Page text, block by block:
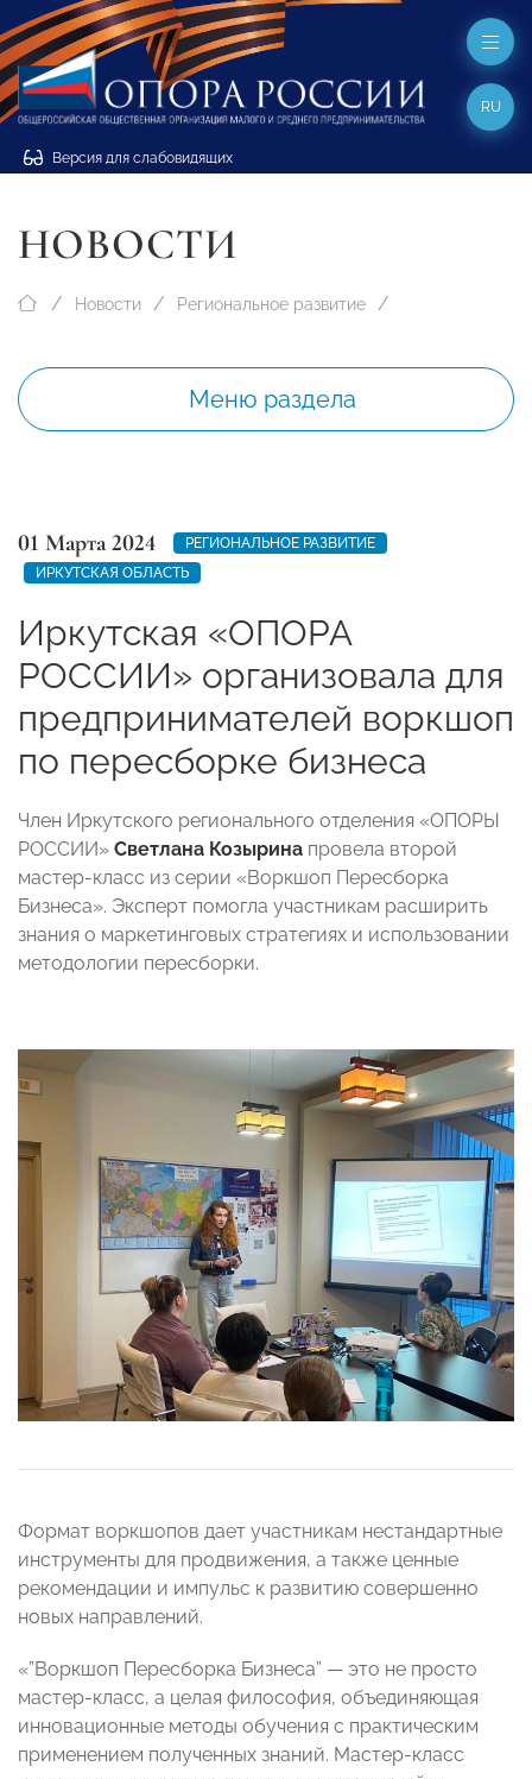
Версия для слабовидящих
RU
НОВОСТИ
Новости Региональное развитие
Меню раздела
01 Марта 2024
РЕГИОНАЛЬНОЕ РАЗВИТИЕ
ИРКУТСКАЯ ОБЛАСТЬ
Иркутская «ОПОРА
РОССИИ» организовала для
предпринимателей воркшоп
по пересборке бизнеса
Член Иркутского регионального отделения «ОПОРЫ
РОССИИ» Светлана Козырина провела второй
мастер-класс из серии «Воркшоп Пересборка
Бизнеса». Эксперт помогла участникам расширить
знания о маркетинговых стратегиях и использовании
методологии пересборки.
Формат воркшопов дает участникам нестандартные
инструменты для продвижения, а также ценные
рекомендации и импульс к развитию совершенно
новых направлений.
«”Воркшоп Пересборка Бизнеса” — это не просто
мастер-класс, а целая философия, объединяющая
инновационные методы обучения с практическим
применением полученных знаний. Мастер-класс